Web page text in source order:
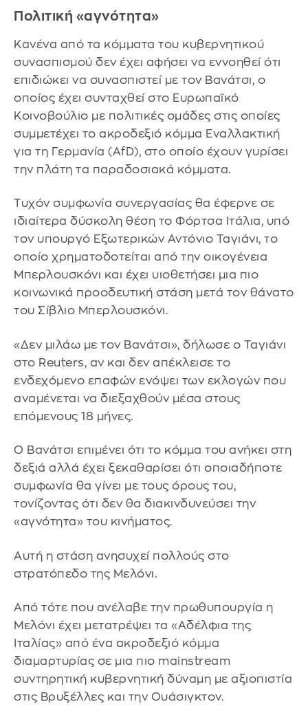
Πολιτική «αγνότητα»
Κανένα από τα κόμματα του κυβερνητικού
συνασπισμού δεν έχει αφήσει να εννοηθεί ότι
επιδιώκει να συνασπιστεί με τον Βανάτσι, ο
οποίος έχει συνταχθεί στο Ευρωπαϊκό
Κοινοβούλιο με πολιτικές ομάδες στις οποίες
συμμετέχει το ακροδεξιό κόμμα Εναλλακτική
για τη Γερμανία (AfD), στο οποίο έχουν γυρίσει
την πλάτη τα παραδοσιακά κόμματα.
Τυχόν συμφωνία συνεργασίας θα έφερνε σε
ιδιαίτερα δύσκολη θέση το Φόρτσα Ιτάλια, υπό
τον υπουργό Εξωτερικών Αντόνιο Ταγιάνι, το
οποίο χρηματοδοτείται από την οικογένεια
Μπερλουσκόνι και έχει υιοθετήσει μια πιο
κοινωνικά προοδευτική στάση μετά τον θάνατο
του Σίβλιο Μπερλουσκόνι.
«Δεν μιλάω με τον Βανάτσι», δήλωσε ο Ταγιάνι
στο Reuters, αν και δεν απέκλεισε το
ενδεχόμενο επαφών ενόψει των εκλογών που
αναμένεται να διεξαχθούν μέσα στους
επόμενους 18 μήνες.
Ο Βανάτσι επιμένει ότι το κόμμα του ανήκει στη
δεξιά αλλά έχει ξεκαθαρίσει ότι οποιαδήποτε
συμφωνία θα γίνει με τους όρους του,
τονίζοντας ότι δεν θα διακινδυνεύσει την
«αγνότητα» του κινήματος.
Αυτή η στάση ανησυχεί πολλούς στο
στρατόπεδο της Μελόνι.
Από τότε που ανέλαβε την πρωθυπουργία η
Μελόνι έχει μετατρέψει τα «Αδέλφια της
Ιταλίας» από ένα ακροδεξιό κόμμα
διαμαρτυρίας σε μια πιο mainstream
συντηρητική κυβερνητική δύναμη με αξιοπιστία
στις Βρυξέλλες και την Ουάσιγκτον.